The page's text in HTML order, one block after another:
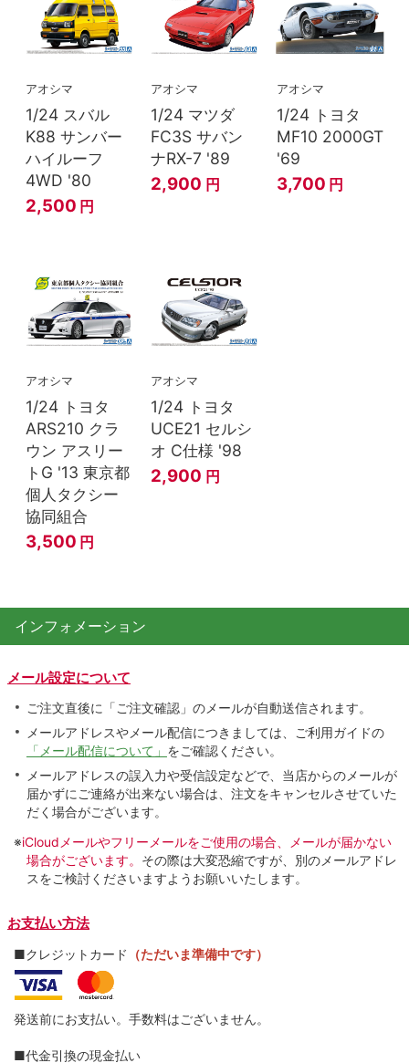
アオシマ
1/24 スバル
K88 サンバー
ハイルーフ
4WD '80
2,500 円
アオシマ
1/24 マツダ
FC3S サバン
ナRX-7 '89
2,900 円
アオシマ
1/24 トヨタ
MF10 2000GT
'69
3,700 円
アオシマ
1/24 トヨタ
ARS210 クラ
ウン アスリー
トG '13 東京都
個人タクシー
協同組合
3,500 円
アオシマ
1/24 トヨタ
UCE21 セルシ
オ C仕様 '98
2,900 円
インフォメーション
メール設定について
ご注文直後に「ご注文確認」のメールが自動送信されます。
メールアドレスやメール配信につきましては、ご利用ガイドの
「メール配信について」 をご確認ください。
メールアドレスの誤入力や受信設定などで、当店からのメールが
届かずにご連絡が出来ない場合は、注文をキャンセルさせていた
だく場合がございます。
※iCloudメールやフリーメールをご使用の場合、メールが届かない
場合がございます。 その際は大変恐縮ですが、別のメールアドレ
スをご検討くださいますようお願いいたします。
お支払い方法
■クレジットカード （ただいま準備中です）
発送前にお支払い。手数料はございません。
■代金引換の現金払い